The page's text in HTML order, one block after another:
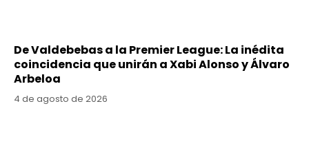
De Valdebebas a la Premier League: La inédita
coincidencia que unirán a Xabi Alonso y Álvaro
Arbeloa
4 de agosto de 2026